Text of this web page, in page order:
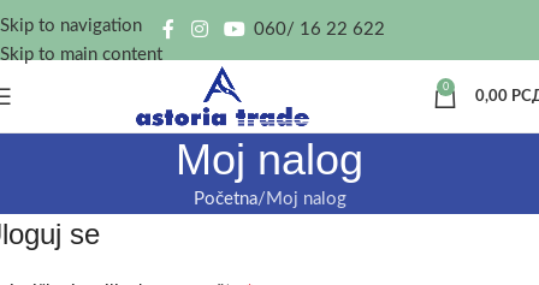
Skip to navigation
Skip to main content
060/ 16 22 622
0
0,00
Moj nalog
Početna Moj nalog
se